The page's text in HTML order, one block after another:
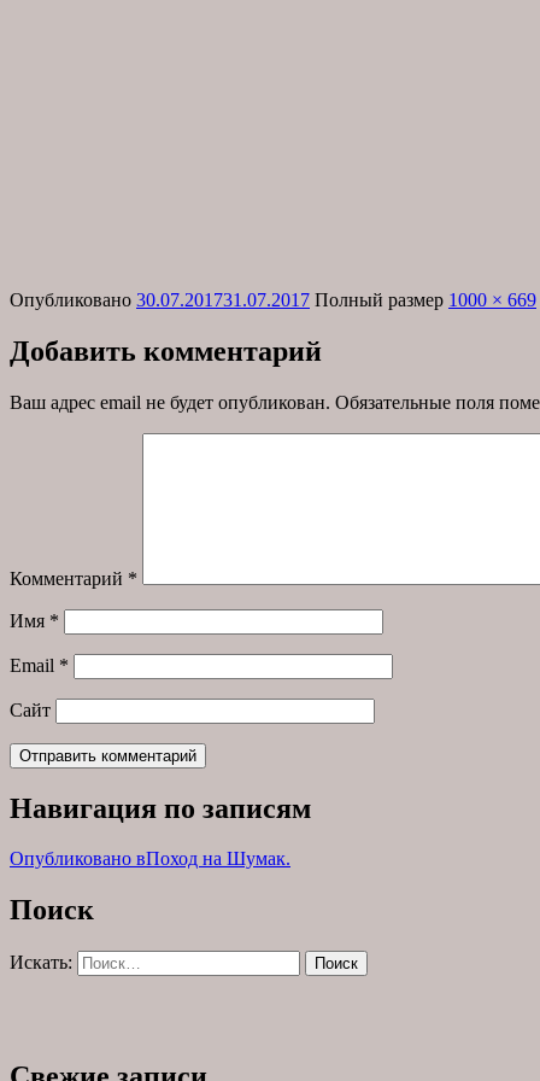
Опубликовано 30.07.201731.07.2017 Полный размер 1000 × 669
Добавить комментарий
Ваш адрес email не будет опубликован. Обязательные поля
Комментарий *
Имя *
Email *
Сайт
Навигация по записям
Опубликовано вПоход на Шумак.
Поиск
Искать: Поиск